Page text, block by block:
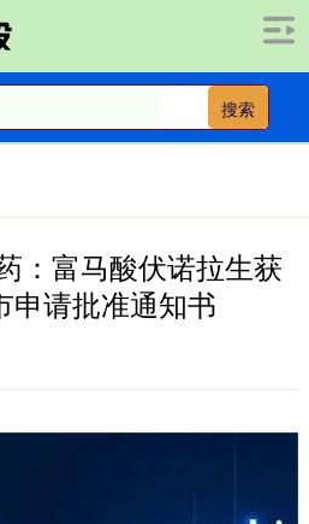
搜索
：富马酸伏诺拉生获
申请批准通知书